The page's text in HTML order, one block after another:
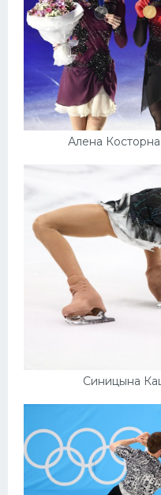
Алена
Синицына